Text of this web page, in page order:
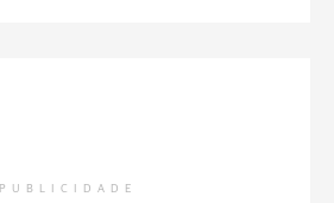
PUBLICIDADE